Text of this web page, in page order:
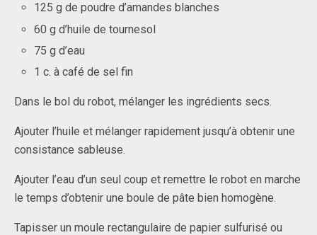
125 g de poudre d’amandes blanches
60 g d’huile de tournesol
75 g d’eau
1 c. à café de sel fin
Dans le bol du robot, mélanger les ingrédients secs.
Ajouter l’huile et mélanger rapidement jusqu’à obtenir une
consistance sableuse.
Ajouter l’eau d’un seul coup et remettre le robot en marche
le temps d’obtenir une boule de pâte bien homogène.
Tapisser un moule rectangulaire de papier sulfurisé ou